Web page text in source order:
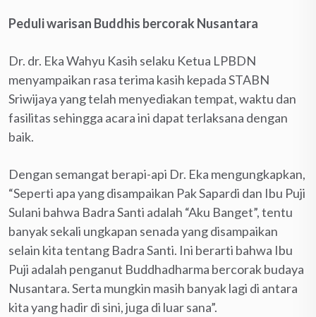
Peduli warisan Buddhis bercorak Nusantara
Dr. dr. Eka Wahyu Kasih selaku Ketua LPBDN
menyampaikan rasa terima kasih kepada STABN
Sriwijaya yang telah menyediakan tempat, waktu dan
fasilitas sehingga acara ini dapat terlaksana dengan
baik.
Dengan semangat berapi-api Dr. Eka mengungkapkan,
“Seperti apa yang disampaikan Pak Sapardi dan Ibu Puji
Sulani bahwa Badra Santi adalah “Aku Banget”, tentu
banyak sekali ungkapan senada yang disampaikan
selain kita tentang Badra Santi. Ini berarti bahwa Ibu
Puji adalah penganut Buddhadharma bercorak budaya
Nusantara. Serta mungkin masih banyak lagi di antara
kita yang hadir di sini, juga di luar sana”.